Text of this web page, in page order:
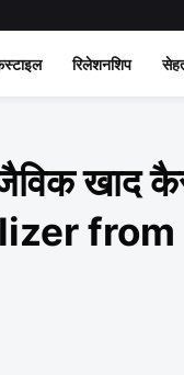
रिलेशनशिप
खाद